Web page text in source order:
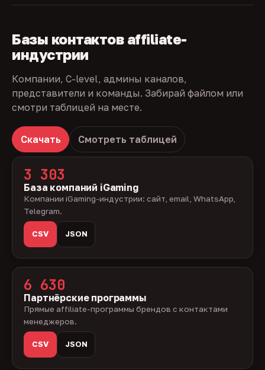
Базы контактов affiliate-
индустрии
Компании, C-level, админы каналов,
представители и команды. Забирай файлом или
смотри таблицей на месте.
Скачать Смотреть таблицей
3 303
База компаний iGaming
Компании iGaming-индустрии: сайт, email, WhatsApp,
Telegram.
CSV JSON
6 630
Партнёрские программы
Прямые affiliate-программы брендов с контактами
менеджеров.
CSV JSON